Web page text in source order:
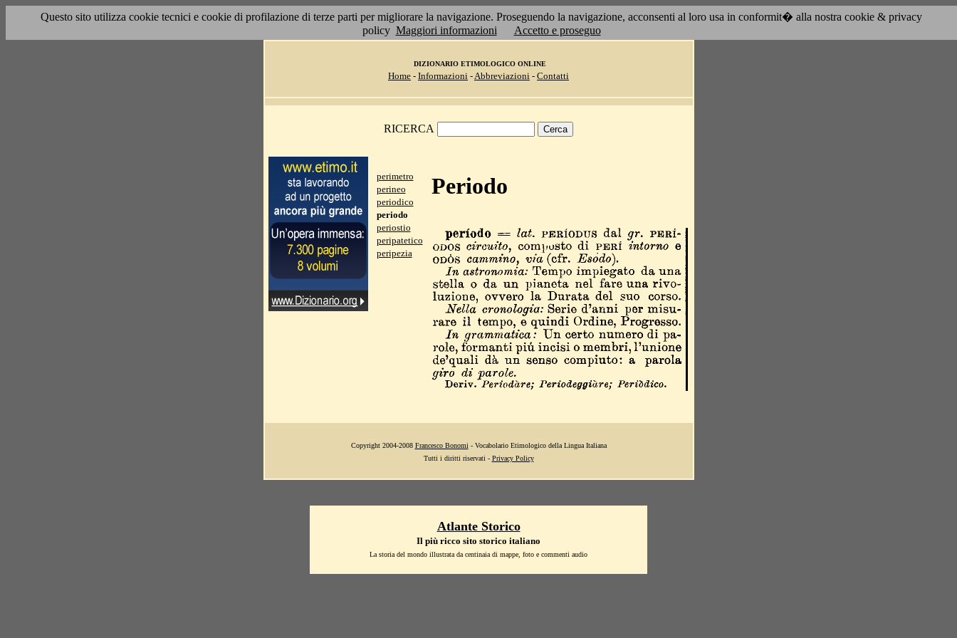
Questo sito utilizza cookie tecnici e cookie di profilazione di terze parti per migliorare la navigazione. Proseguendo la navigazione, acconsenti al loro usa in conformit� alla nostra cookie & privacy
policy Maggiori informazioni Accetto e proseguo
DIZIONARIO ETIMOLOGICO ONLINE
Home - Informazioni -Abbreviazioni - Contatti
RICERCA
perimetro
perineo
periodico
periodo
periostio
peripatetico
peripezia
Periodo
Copyright 2004-2008 Francesco Bonomi - Vocabolario Etimologico della Lingua Italiana
Tutti i diritti riservati - Privacy Policy
Atlante Storico
Il più ricco sito storico italiano
La storia del mondo illustrata da centinaia di mappe, foto e commenti audio